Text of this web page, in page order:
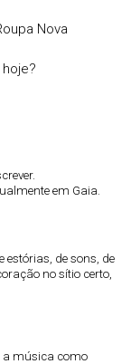
Nova
em Gaia.
estórias, de sons, de
no sítio certo,
a música como